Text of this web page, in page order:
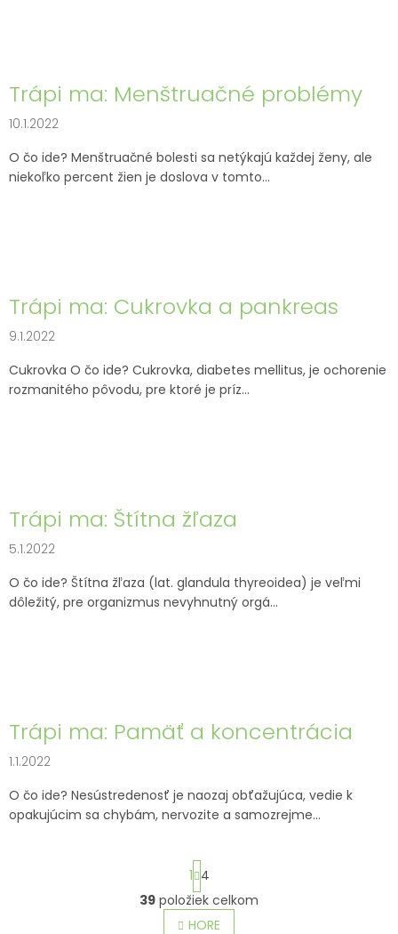
Trápi ma: Menštruačné problémy
10.1.2022
O čo ide? Menštruačné bolesti sa netýkajú každej ženy, ale
niekoľko percent žien je doslova v tomto...
Trápi ma: Cukrovka a pankreas
9.1.2022
Cukrovka O čo ide? Cukrovka, diabetes mellitus, je ochorenie
rozmanitého pôvodu, pre ktoré je príz...
Trápi ma: Štítna žľaza
5.1.2022
O čo ide? Štítna žľaza (lat. glandula thyreoidea) je veľmi
dôležitý, pre organizmus nevyhnutný orgá...
Trápi ma: Pamäť a koncentrácia
1.1.2022
O čo ide? Nesústredenosť je naozaj obťažujúca, vedie k
opakujúcim sa chybám, nervozite a samozrejme...
O
v
S
t
r
á
n
1 4
39 položiek celkom
HORE